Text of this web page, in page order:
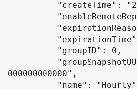
000000000000",